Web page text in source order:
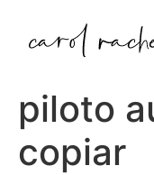
piloto
copiar